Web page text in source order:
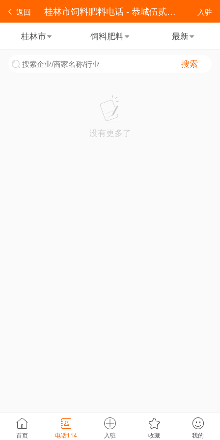
返回 入驻
桂林市饲料肥料电话 - 恭城伍贰零便民
桂林市 饲料肥料 最新
搜索
没有更多了
首页 电话114 入驻 收藏 我的